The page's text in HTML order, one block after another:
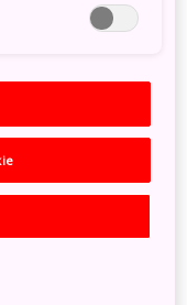
điểm
ý khi du
Nhật Bản